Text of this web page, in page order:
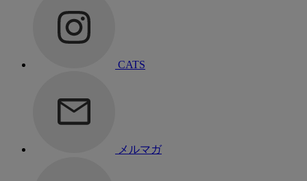
CATS
メルマガ